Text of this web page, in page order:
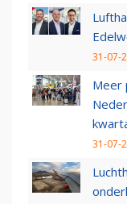
31-07-
Meer
31-07-